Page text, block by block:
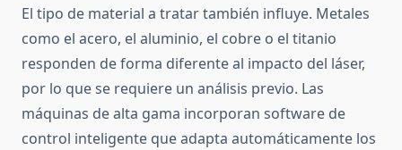
El tipo de material a tratar también influye. Metales
como el acero, el aluminio, el cobre o el titanio
responden de forma diferente al impacto del láser,
por lo que se requiere un análisis previo. Las
máquinas de alta gama incorporan software de
control inteligente que adapta automáticamente los